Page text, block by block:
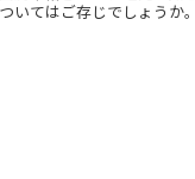
いてはご存じでしょうか